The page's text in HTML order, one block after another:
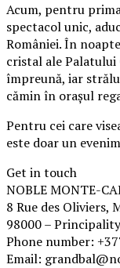
Acum, pentru
spectacol unic,
României. În
cristal ale
împreună, iar
cămin în orașul
Pentru cei care
este doar un
Get in touch
NOBLE MONTE-
8 Rue des Oliviers,
98000 –
Phone number:
Email: